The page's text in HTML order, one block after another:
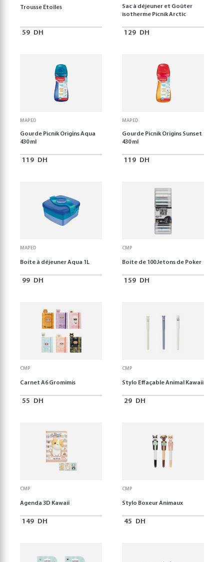
Trousse Étoiles
59 DH
Sac à déjeuner et Goûter
isotherme Picnik Arctic
129 DH
MAPED
Gourde Picnik Origins Aqua
430 ml
119 DH
MAPED
Gourde Picnik Origins Sunset
430 ml
119 DH
MAPED
Boite à déjeuner Aqua 1L
99 DH
CMP
Boite de 100 Jetons de Poker
159 DH
CMP
Carnet A6 Gromimis
55 DH
CMP
Stylo Effaçable Animal Kawaii
29 DH
CMP
Agenda 3D Kawaii
149 DH
CMP
Stylo Boxeur Animaux
45 DH